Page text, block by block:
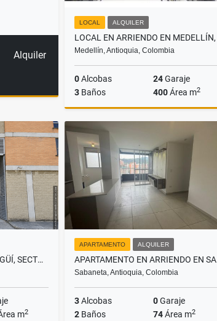
Alquiler
LOCAL ALQUILER
Medellín, Antioquia, Colombia
0Alcobas 24Garaje
3 Baños 400Área m2
$26.000.000
BODEGA EN RENTA EN ITAGÜÍ, SECTOR AUTOPISTA
m2
APARTAMENTO ALQUILER
Sabaneta, Antioquia, Colombia
3Alcobas 0Garaje
2 Baños 74Área m2